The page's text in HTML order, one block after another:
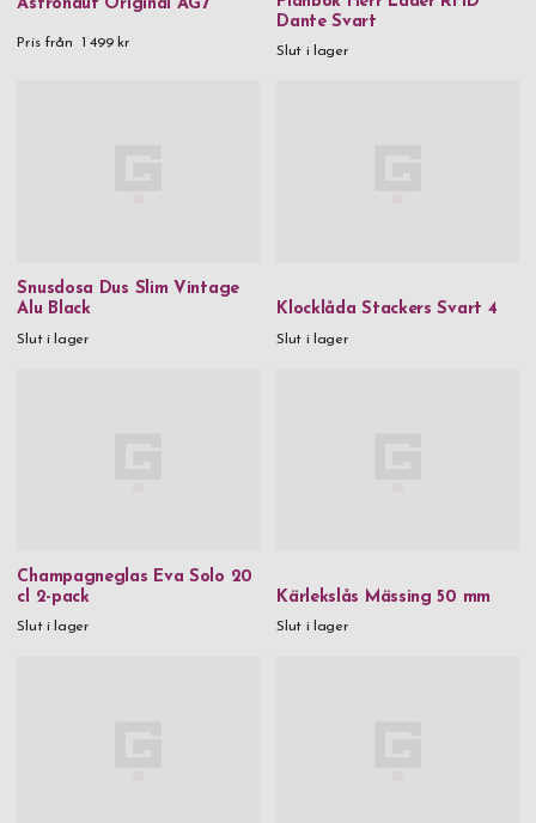
Astronaut Original AG7
Pris från 1 499 kr
Dante Svart
Slut i lager
Snusdosa Dus Slim Vintage
Alu Black
Slut i lager
Klocklåda Stackers Svart 4
Slut i lager
Champagneglas Eva Solo 20
cl 2-pack
Slut i lager
Kärlekslås Mässing 50 mm
Slut i lager